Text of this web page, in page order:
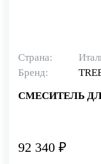
Страна:
Бренд:
СМЕСИТЕЛЬ
92 340 ₽